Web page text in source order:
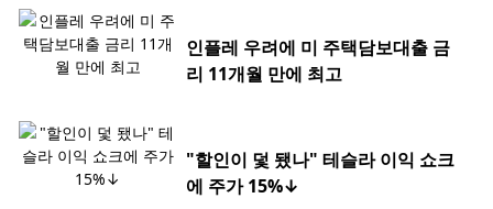
인플레 우려에 미 주택담보대출 금
리 11개월 만에 최고
"할인이 덫 됐나" 테슬라 이익 쇼크
에 주가 15%↓